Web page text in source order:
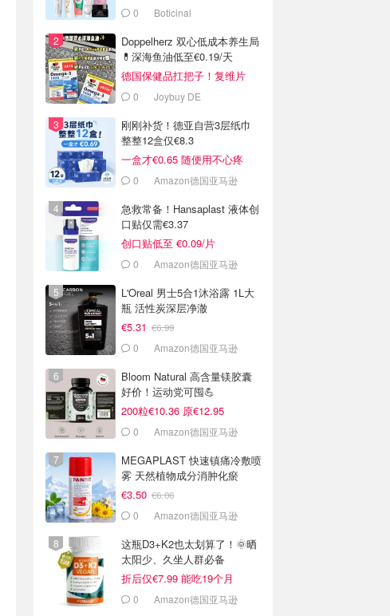
0 Boticinal
Doppelherz 双心低成本养生局
💊深海鱼油低至€0.19/天
德国保健品扛把子！复维片
€4.4收
0 Joybuy DE
刚刚补货！德亚自营3层纸巾
整整12盒仅€8.3
一盒才€0.65 随便用不心疼
0 Amazon德国亚马逊
急救常备！Hansaplast 液体创
口贴仅需€3.37
创口贴低至 €0.09/片
0 Amazon德国亚马逊
L'Oreal 男士5合1沐浴露 1L大
瓶 活性炭深层净澈
€5.31 €6.99
0 Amazon德国亚马逊
Bloom Natural 高含量镁胶囊
好价！运动党可囤💪
200粒€10.36 原€12.95
0 Amazon德国亚马逊
MEGAPLAST 快速镇痛冷敷喷
雾 天然植物成分消肿化瘀
€3.50 €6.06
0 Amazon德国亚马逊
这瓶D3+K2也太划算了！🌞晒
太阳少、久坐人群必备
折后仅€7.99 能吃19个月
0 Amazon德国亚马逊